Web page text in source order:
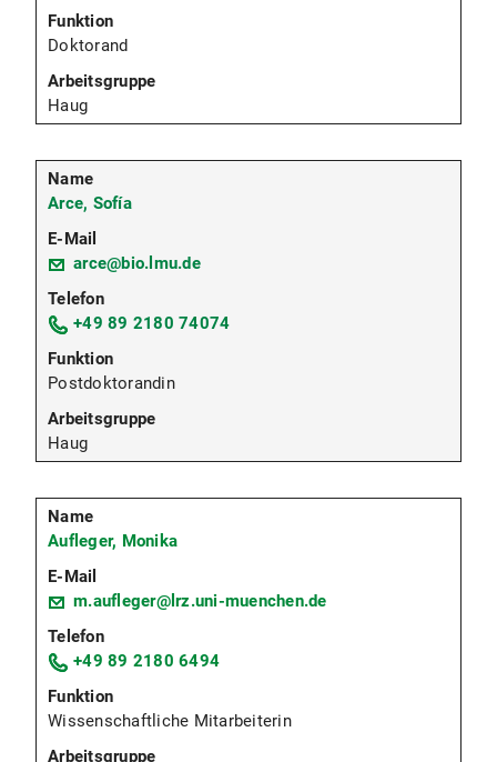
Doktorand
Haug
Arce, Sofía
arce@bio.lmu.de
+49 89 2180 74074
Postdoktorandin
Haug
Aufleger, Monika
m.aufleger@lrz.uni-muenchen.de
+49 89 2180 6494
Wissenschaftliche Mitarbeiterin